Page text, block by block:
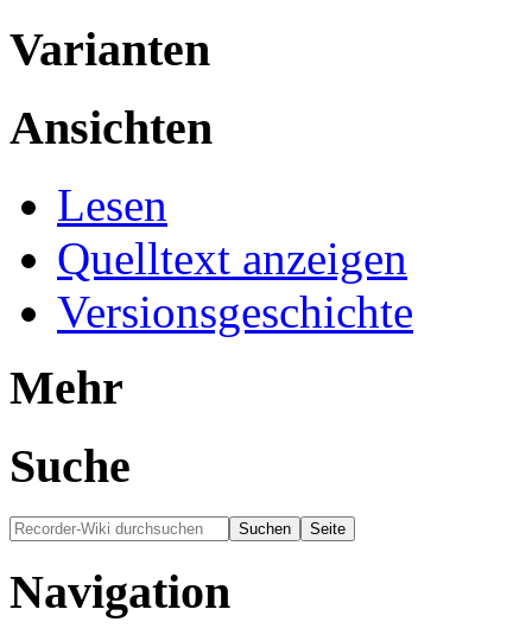
Varianten
Ansichten
Lesen
Quelltext anzeigen
Versionsgeschichte
Mehr
Suche
Navigation